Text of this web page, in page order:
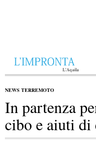
NEWS TERREMOTO
In partenza
cibo e aiuti di